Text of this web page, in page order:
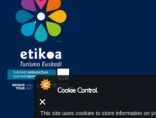
Cookie Control
This site uses cookies to store information on